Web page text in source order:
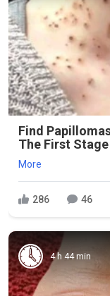
Find
The First
More
286 46
4 h 44 min